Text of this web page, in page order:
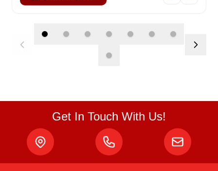
Get In Touch With Us!